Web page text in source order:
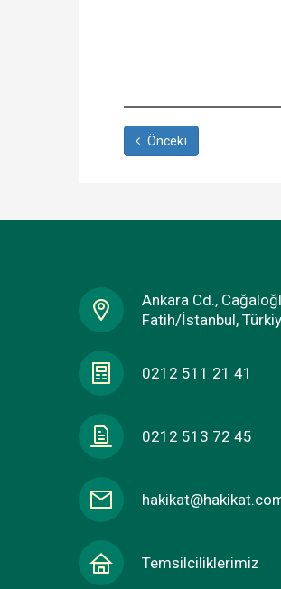
Önceki
Ankara Cd.,
Fatih/İstanbul,
0212 511 21 41
0212 513 72 45
Temsilciliklerimiz